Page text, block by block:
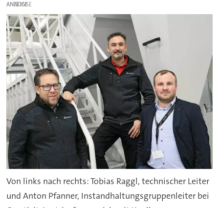
ANZEIGE
Von links nach rechts: Tobias Raggl, technischer Leiter
und Anton Pfanner, Instandhaltungsgruppenleiter bei